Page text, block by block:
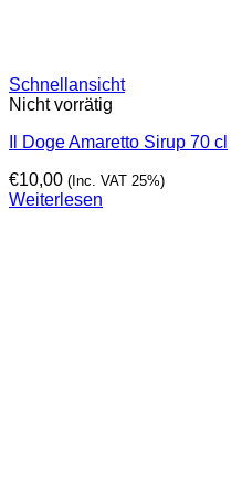
Schnellansicht
Nicht vorrätig
Il Doge Amaretto Sirup 70 cl
€10,00 (Inc. VAT 25%)
Weiterlesen